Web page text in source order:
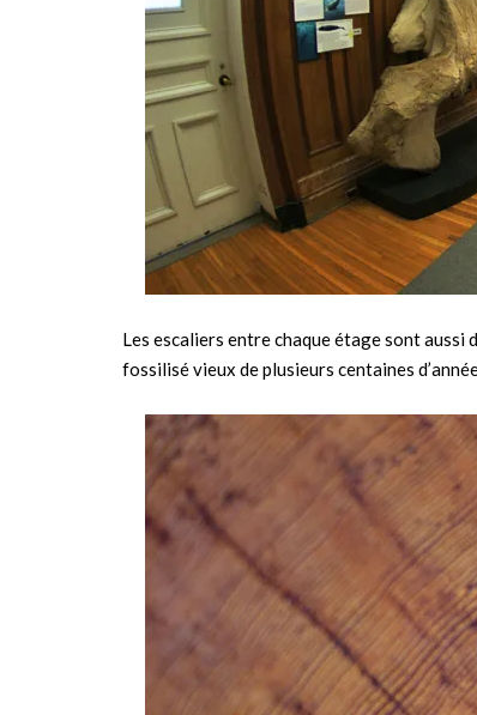
Les escaliers entre chaque étage sont aussi
fossilisé vieux de plusieurs centaines